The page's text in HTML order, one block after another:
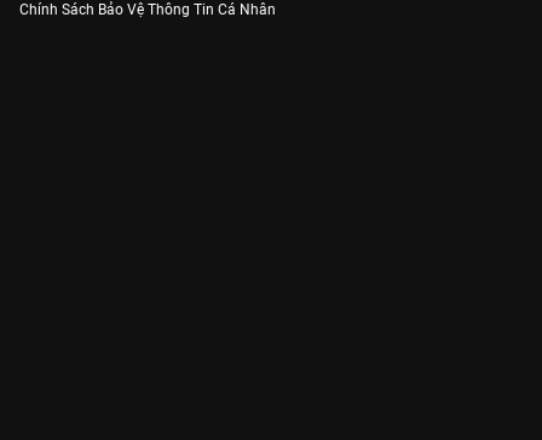
Chính Sách Bảo Vệ Thông Tin Cá Nhân